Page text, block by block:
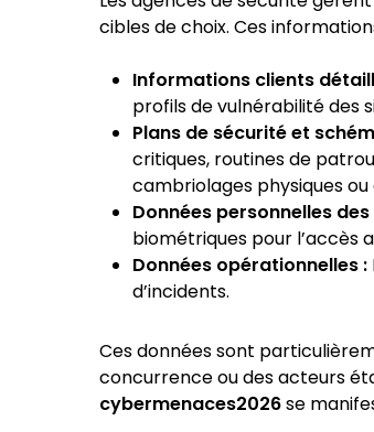
cibles de choix. Ces
Informations clients
profils de vulnérabilité des
Plans de sécurité et
critiques, routines de
cambriolages physiques
Données personnelles
biométriques pour l’accès
Données opérationnelles :
d’incidents.
Ces données sont
concurrence ou des acteurs
cybermenaces2026se